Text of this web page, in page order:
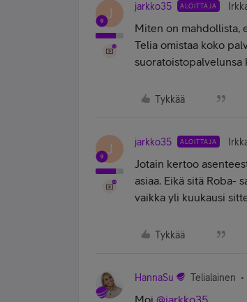
J jarkko35 ALOITTAJA
Miten on mahdollista,
Telia omistaa koko
suoratoistopalvelunsa
Tykkää
J jarkko35 ALOITTAJA
Jotain kertoo
asiaa. Eikä sitä Roba-
vaikka yli kuukausi
Tykkää
HannaSu Telialainen
Moi @jarkko35